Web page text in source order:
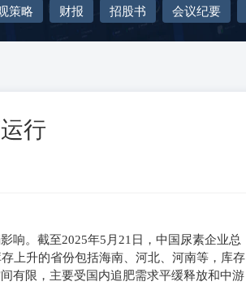
策略 财报 招股书 会议纪要
AIGC
大模型
行
响。截至2025年5月21日，中国尿素企业总
上升的省份包括海南、河北、河南等，库存
有限，主要受国内追肥需求平缓释放和中游